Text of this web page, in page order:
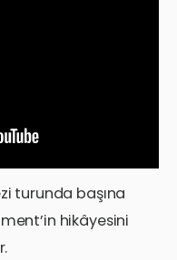
turunda başına
hikâyesini